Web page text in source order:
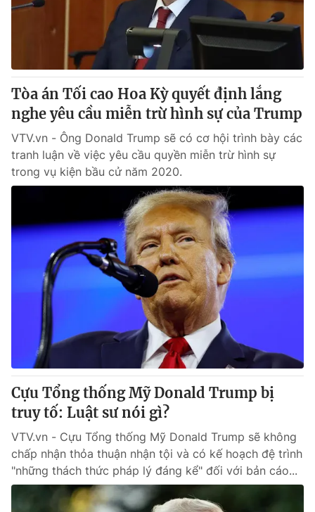
Tư vấn
Chuyên mục khác
Emagazine Podcast
Photo Infographic
Shorts video
VTV Money VTV Thể thao
VTV Sức khoẻ Bất động sản
Thị trường 24h Tấm lòng Việt
VTV4 Vươn mình bằng AI
VTV9 VTV8
Liên hệ tòa soạn English
Tòa án Tối cao Hoa Kỳ quyết định lắng
nghe yêu cầu miễn trừ hình sự của Trump
VTV.vn - Ông Donald Trump sẽ có cơ hội trình bày các
tranh luận về việc yêu cầu quyền miễn trừ hình sự
trong vụ kiện bầu cử năm 2020.
Cựu Tổng thống Mỹ Donald Trump bị
truy tố: Luật sư nói gì?
VTV.vn - Cựu Tổng thống Mỹ Donald Trump sẽ không
chấp nhận thỏa thuận nhận tội và có kế hoạch đệ trình
"những thách thức pháp lý đáng kể" đối với bản cáo...